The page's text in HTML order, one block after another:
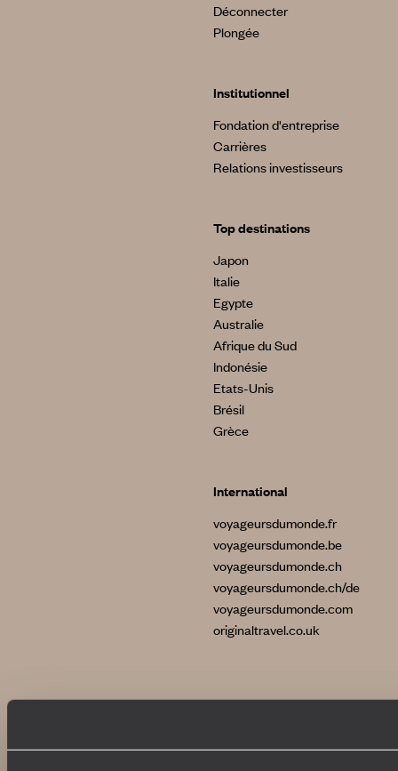
Déconnecter
Plongée
Institutionnel
Fondation d'entreprise
Carrières
Relations investisseurs
Top destinations
Japon
Italie
Egypte
Australie
Afrique du Sud
Indonésie
Etats-Unis
Brésil
Grèce
International
voyageursdumonde.fr
voyageursdumonde.be
voyageursdumonde.ch
voyageursdumonde.ch/de
voyageursdumonde.com
originaltravel.co.uk
CopyrightsPlan du site